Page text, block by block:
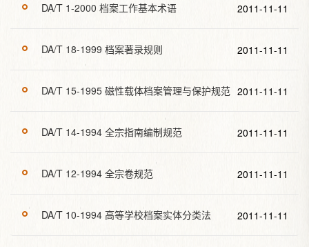
DA/T 1-2000 档案工作基本术语 2011-11-11
DA/T 18-1999 档案著录规则 2011-11-11
DA/T 15-1995 磁性载体档案管理与保护规范 2011-11-11
DA/T 14-1994 全宗指南编制规范 2011-11-11
DA/T 12-1994 全宗卷规范 2011-11-11
DA/T 10-1994 高等学校档案实体分类法 2011-11-11